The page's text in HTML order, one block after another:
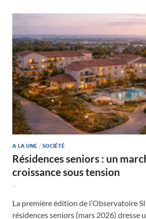
A LA UNE / SOCIÉTÉ
Résidences seniors : un
croissance sous tension
-
La première édition de l’Observatoire
résidences seniors (mars 2026) dresse